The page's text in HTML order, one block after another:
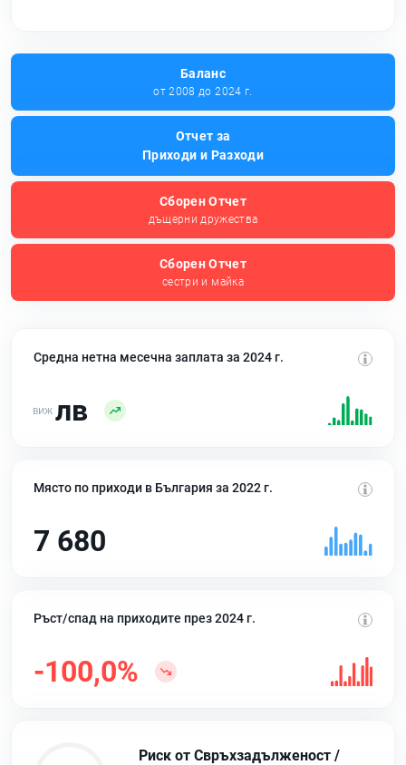
Баланс
от 2008 до 2024 г.
Отчет за
Приходи и Разходи
Сборен Отчет
дъщерни дружества
Сборен Отчет
сестри и майка
Средна нетна месечна заплата за 2024 г.
лв
Място по приходи в България за 2022 г.
7 680
Ръст/спад на приходите през 2024 г.
-100,0%
Риск от Свръхзадълженост /